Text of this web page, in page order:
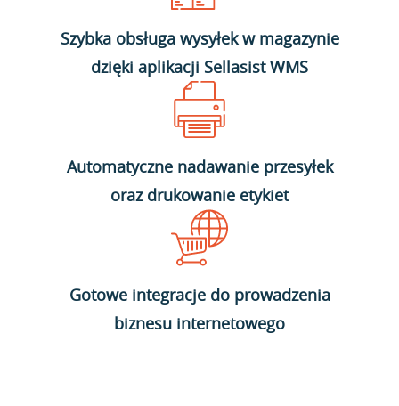
Szybka obsługa wysyłek w magazynie
dzięki aplikacji Sellasist WMS
Automatyczne nadawanie przesyłek
oraz drukowanie etykiet
Gotowe integracje do prowadzenia
biznesu internetowego